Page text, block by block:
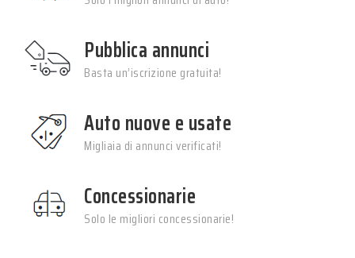
Pubblica annunci
Basta un’iscrizione gratuita!
Auto nuove e usate
Migliaia di annunci verificati!
Concessionarie
Solo le migliori concessionarie!